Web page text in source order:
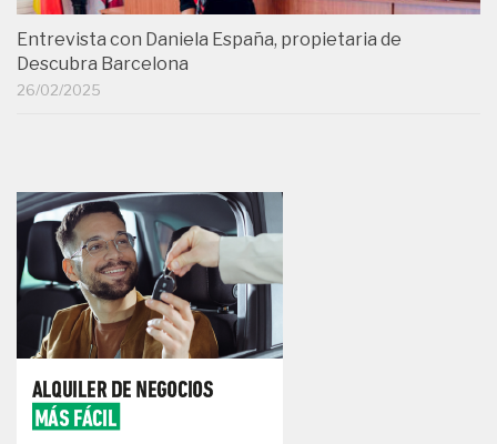
Entrevista con Daniela España, propietaria de
Descubra Barcelona
26/02/2025